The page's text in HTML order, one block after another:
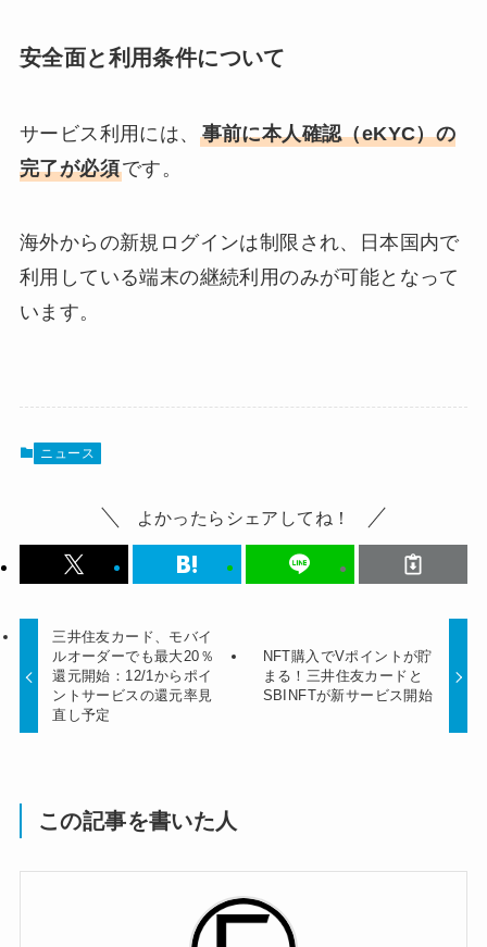
安全面と利用条件について
サービス利用には、 事前に本人確認（eKYC）の
完了が必須です。
海外からの新規ログインは制限され、日本国内で
利用している端末の継続利用のみが可能となって
います。
ニュース
よかったらシェアしてね！
三井住友カード、モバイ
ルオーダーでも最大20％
還元開始：12/1からポイ
ントサービスの還元率見
直し予定
NFT購入でVポイントが貯
まる！三井住友カードと
SBINFTが新サービス開始
この記事を書いた人